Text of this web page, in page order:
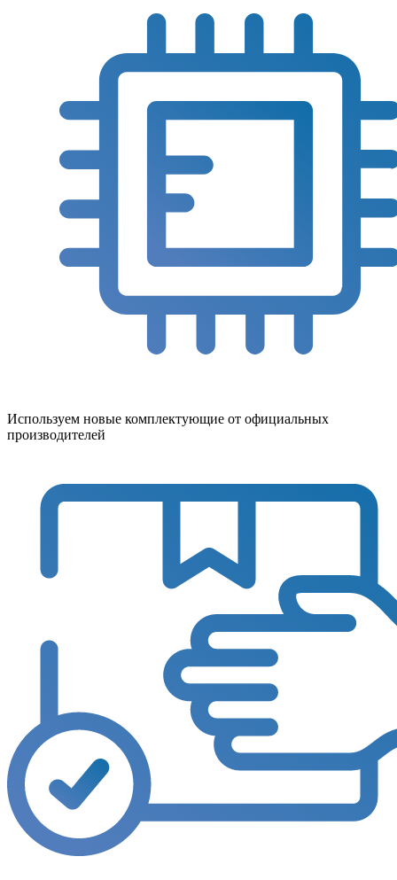
Используем новые комплектующие от официальных
производителей